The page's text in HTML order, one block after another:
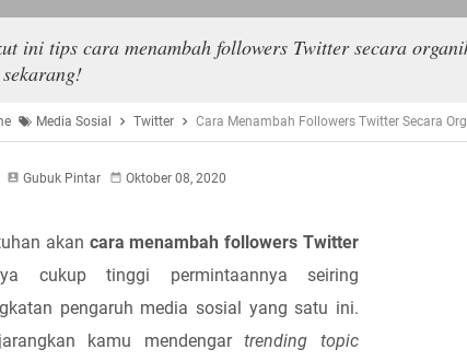
ini tips cara menambah followers Twitter secara
Media Sosial Twitter Cara Menambah Followers Twitter Secara
Gubuk Pintar Oktober 08, 2020
akan cara menambah followers Twitter
cukup tinggi permintaannya seiring
pengaruh media sosial yang satu ini.
kamu mendengartrending topic